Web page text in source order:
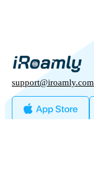
support@iroamly.com